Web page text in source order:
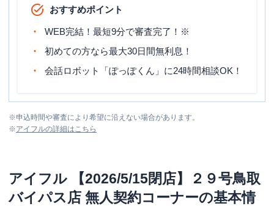
おすすめポイント
WEB完結！最短9分で審査完了！※
初めての方なら最大30日間無利息！
会話ロボット「ぽっぽくん」に24時間相談OK！
※申込時間や審査により希望に沿えない場合があります。
※アイフルの詳細はこちら
アイフル
【2026/5/15閉店】２９号鳥取
バイパス店 無人契約コーナーの基本情